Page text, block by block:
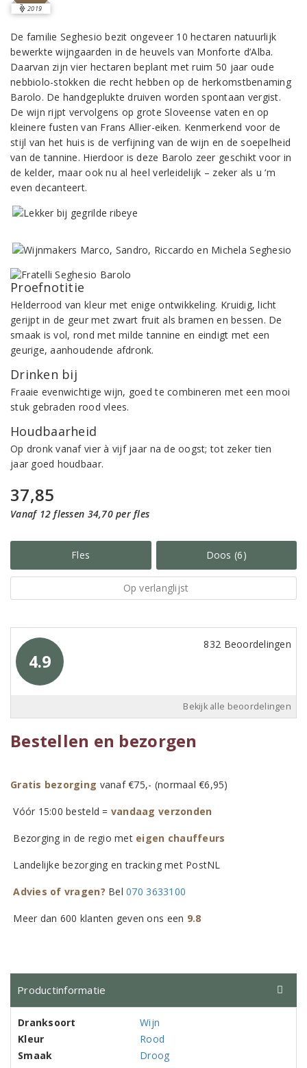
2019
De familie Seghesio bezit ongeveer 10 hectaren natuurlijk
bewerkte wijngaarden in de heuvels van Monforte d’Alba.
Daarvan zijn vier hectaren beplant met ruim 50 jaar oude
nebbiolo-stokken die recht hebben op de herkomstbenaming
Barolo. De handgeplukte druiven worden spontaan vergist.
De wijn rijpt vervolgens op grote Sloveense vaten en op
kleinere fusten van Frans Allier-eiken. Kenmerkend voor de
stijl van het huis is de verfijning van de wijn en de soepelheid
van de tannine. Hierdoor is deze Barolo zeer geschikt voor in
de kelder, maar ook nu al heel verleidelijk – zeker als u ‘m
even decanteert.
Proefnotitie
Helderrood van kleur met enige ontwikkeling. Kruidig, licht
gerijpt in de geur met zwart fruit als bramen en bessen. De
smaak is vol, rond met milde tannine en eindigt met een
geurige, aanhoudende afdronk.
Drinken bij
Fraaie evenwichtige wijn, goed te combineren met een mooi
stuk gebraden rood vlees.
Houdbaarheid
Op dronk vanaf vier à vijf jaar na de oogst; tot zeker tien
jaar goed houdbaar.
37,85
Vanaf 12 flessen 34,70 per fles
Fles Doos (6)
Op verlanglijst
4.9
832 Beoordelingen
Bekijk alle beoordelingen
Bestellen en bezorgen
Gratis bezorging vanaf €75,- (normaal €6,95)
Vóór 15:00 besteld = vandaag verzonden
Bezorging in de regio met eigen chauffeurs
Landelijke bezorging en tracking met PostNL
Advies of vragen? Bel070 3633100
Meer dan 600 klanten geven ons een 9.8
Productinformatie
Dranksoort
Wijn
Kleur
Rood
Smaak
Droog